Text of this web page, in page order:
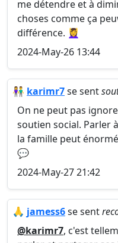
me détendre et à
choses comme ça
différence. 💆‍♀️
2024-May-26 13:44
👫 karimr7se sent
On ne peut pas
soutien social. Parler
la famille peut
💬
2024-May-27 21:42
🙏 jamess6se sent
@karimr7, c'est